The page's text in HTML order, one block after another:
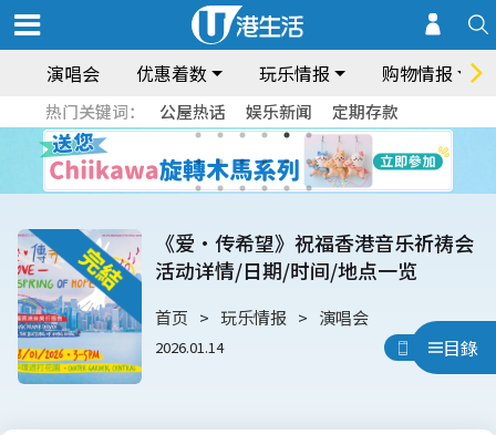
演唱会 优惠着数 玩乐情报 购物情报
热门关键词： 公屋热话 娱乐新闻 定期存款
目錄
《爱‧传希望》祝福香港音乐祈祷会
活动详情/日期/时间/地点一览
首页 玩乐情报 演唱会
2026.01.14 用App睇